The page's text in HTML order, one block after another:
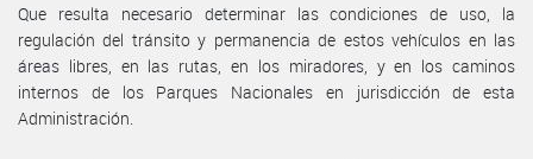
Que resulta necesario determinar las condiciones de uso, la
regulación del tránsito y permanencia de estos vehículos en las
áreas libres, en las rutas, en los miradores, y en los caminos
internos de los Parques Nacionales en jurisdicción de esta
Administración.